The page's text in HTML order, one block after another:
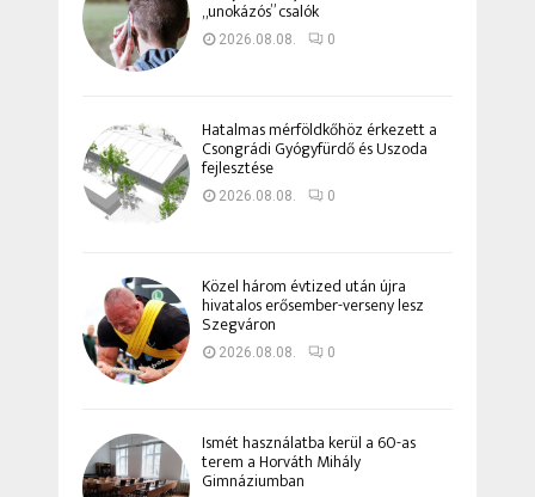
„unokázós” csalók
2026.08.08. 0
Hatalmas mérföldkőhöz érkezett a
Csongrádi Gyógyfürdő és Uszoda
fejlesztése
2026.08.08. 0
Közel három évtized után újra
hivatalos erősember-verseny lesz
Szegváron
2026.08.08. 0
Ismét használatba kerül a 60-as
terem a Horváth Mihály
Gimnáziumban